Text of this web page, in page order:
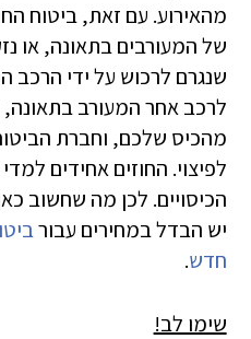
מהאירוע. עם זאת, ביטוח
של המעורבים בתאונה, או
שנגרם לרכוש על ידי הרכב
לרכב אחר המעורב בתאונה,
מהכיס שלכם, וחברת
לפיצוי. החוזים אחידים
הכיסויים. לכן מה שחשוב
יש הבדל במחירים עבור
חדש.
שימו לב!